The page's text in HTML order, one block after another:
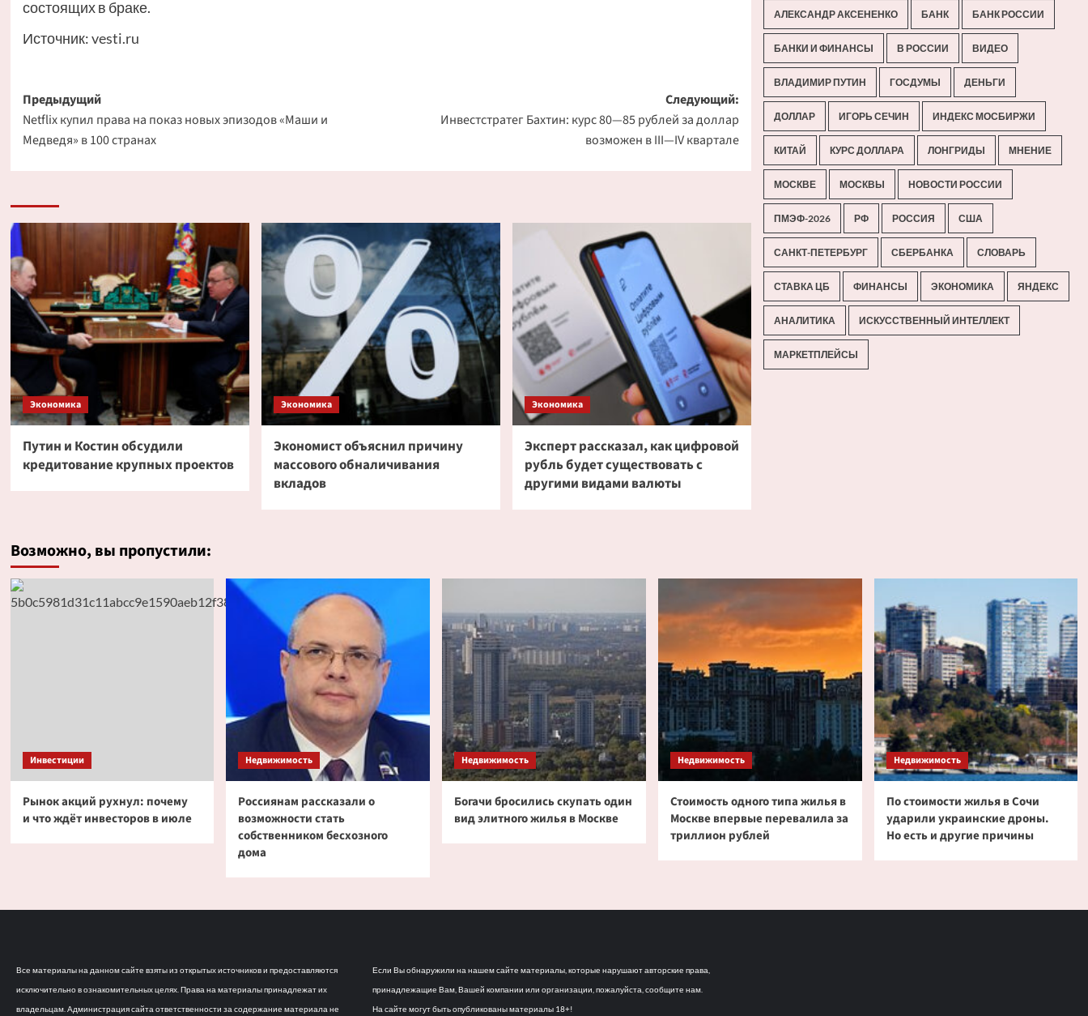
состоящих в браке.
Источник:vesti.ru
Навигация
записи
Предыдущий
Netflix купил права на показ новых эпизодов «Маши и
Медведя» в 100 странах
Следующий:
Инвестстратег Бахтин: курс 80—85 рублей за доллар
возможен в III—IV квартале
Экономика
Путин и Костин обсудили
кредитование крупных проектов
Экономика
Экономист объяснил причину
массового обналичивания
вкладов
Экономика
Эксперт рассказал, как цифровой
рубль будет существовать с
другими видами валюты
АЛЕКСАНДР АКСЕНЕНКО БАНК БАНК РОССИИ
БАНКИ И ФИНАНСЫ В РОССИИ ВИДЕО
ВЛАДИМИР ПУТИН ГОСДУМЫ ДЕНЬГИ
ДОЛЛАР ИГОРЬ СЕЧИН ИНДЕКС МОСБИРЖИ
КИТАЙ КУРС ДОЛЛАРА ЛОНГРИДЫ МНЕНИЕ
МОСКВЕ МОСКВЫ НОВОСТИ РОССИИ
ПМЭФ-2026 РФ РОССИЯ США
САНКТ-ПЕТЕРБУРГ СБЕРБАНКА СЛОВАРЬ
СТАВКА ЦБ ФИНАНСЫ ЭКОНОМИКА ЯНДЕКС
АНАЛИТИКА ИСКУССТВЕННЫЙ ИНТЕЛЛЕКТ
МАРКЕТПЛЕЙСЫ
Возможно, вы пропустили:
Инвестиции
Рынок акций рухнул: почему
и что ждёт инвесторов в июле
Недвижимость
Россиянам рассказали о
возможности стать
собственником бесхозного
дома
Недвижимость
Богачи бросились скупать один
вид элитного жилья в Москве
Недвижимость
Стоимость одного типа жилья в
Москве впервые перевалила за
триллион рублей
Недвижимость
По стоимости жилья в Сочи
ударили украинские дроны.
Но есть и другие причины
Все материалы на данном сайте взяты из открытых источников и предоставляются
исключительно в ознакомительных целях. Права на материалы принадлежат их
владельцам. Администрация сайта ответственности за содержание материала не
Если Вы обнаружили на нашем сайте материалы, которые нарушают авторские права,
принадлежащие Вам, Вашей компании или организации, пожалуйста, сообщите нам.
На сайте могут быть опубликованы материалы 18+!